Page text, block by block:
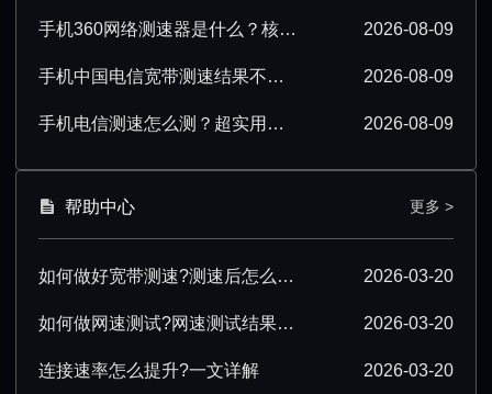
手机360网络测速器是什么？核心功能与使用场景解析 2026-08-09
手机中国电信宽带测速结果不准确该怎么办？ 2026-08-09
手机电信测速怎么测？超实用操作技巧分享 2026-08-09
帮助中心 更多 >
如何做好宽带测速?测速后怎么优化? 2026-03-20
如何做网速测试?网速测试结果怎么解读? 2026-03-20
连接速率怎么提升?一文详解 2026-03-20